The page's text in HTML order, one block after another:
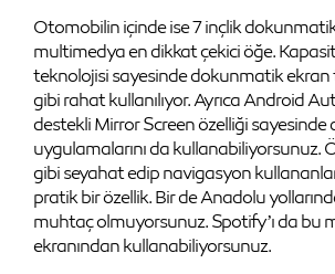
Otomobilin içinde ise 7 inçlik
multimedya en dikkat çekici öğe.
teknolojisi sayesinde dokunmatik
gibi rahat kullanılıyor. Ayrıca Android
destekli Mirror Screen özelliği sayesinde
uygulamalarını da kullanabiliyorsunuz.
gibi seyahat edip navigasyon
pratik bir özellik. Bir de Anadolu
muhtaç olmuyorsunuz. Spotify’ı da bu
ekranından kullanabiliyorsunuz.